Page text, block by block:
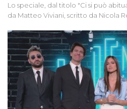
Lo speciale, dal titolo "Ci si può
da Matteo Viviani, scritto da Nicola
di settore - su quanto la guerra sia
Anche se l'Italia non è direttamente
contesto globale rende impossibile
lontano.